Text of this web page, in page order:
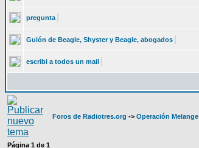
pregunta
Guión de Beagle, Shyster y Beagle, abogados
escribi a todos un mail
Foros de Radiotres.org -> Operación Melange
Página 1 de 1